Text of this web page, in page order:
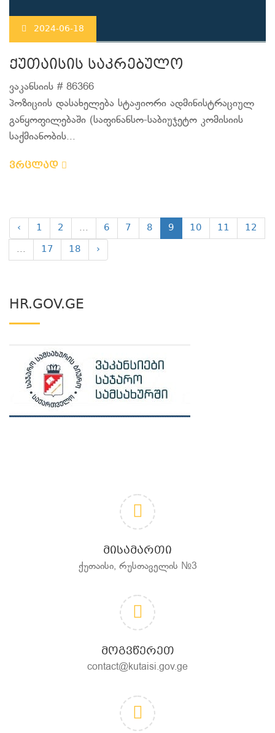
2024-06-18
ქუთაისის საკრებულო
ვაკანსიის # 86366
პოზიციის დასახელება სტაჟიორი ადმინისტრაციულ
განყოფილებაში (საფინანსო-საბიუჯეტო კომისიის
საქმიანობის...
ვრცლად
‹ 1 2 ... 6 7 8 9 10 11
12
...
17 18 ›
HR.GOV.GE
ᲛᲘᲡᲐᲛᲐᲠᲗᲘ
ქუთაისი, რუსთაველის №3
ᲛᲝᲒᲕᲬᲔᲠᲔᲗ
contact@kutaisi.gov.ge